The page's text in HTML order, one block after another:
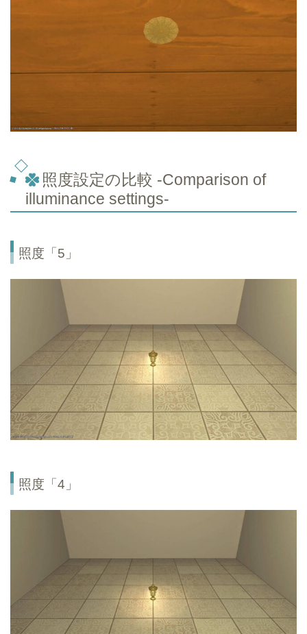
照度設定の比較 -Comparison of
illuminance settings-
照度「5」
照度「4」